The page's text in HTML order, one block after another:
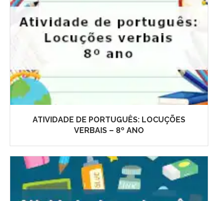
ATIVIDADE DE PORTUGUÊS: LOCUÇÕES
VERBAIS – 8º ANO